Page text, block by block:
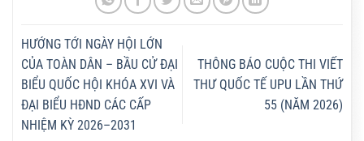
HƯỚNG TỚI NGÀY HỘI LỚN
CỦA TOÀN DÂN – BẦU CỬ ĐẠI
BIỂU QUỐC HỘI KHÓA XVI VÀ
ĐẠI BIỂU HĐND CÁC CẤP
NHIỆM KỲ 2026–2031
THÔNG BÁO CUỘC THI VIẾT
THƯ QUỐC TẾ UPU LẦN THỨ
55 (NĂM 2026)